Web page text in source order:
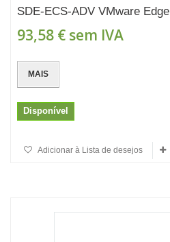
SDE-ECS-ADV VMware
93,58 € sem IVA
MAIS
Disponível
Adicionar à Lista de desejos